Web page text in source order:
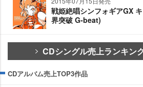
戦姫絶唱シンフォギアGX
界突破 G-beat)
CDシングル売上ランキン
CDアルバム売上TOP3作品